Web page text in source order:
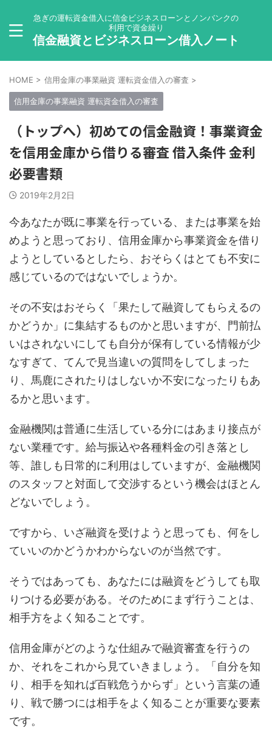
急ぎの運転資金借入に信金ビジネスローンとノンバンクの
利用で資金繰り
信金融資とビジネスローン借入ノート
HOME > 信用金庫の事業融資 運転資金借入の審査 >
信用金庫の事業融資 運転資金借入の審査
（トップへ）初めての信金融資！事業資金
を信用金庫から借りる審査 借入条件 金利
必要書類
2019年2月2日
今あなたが既に事業を行っている、または事業を始
めようと思っており、信用金庫から事業資金を借り
ようとしているとしたら、おそらくはとても不安に
感じているのではないでしょうか。
その不安はおそらく「果たして融資してもらえるの
かどうか」に集結するものかと思いますが、門前払
いはされないにしても自分が保有している情報が少
なすぎて、てんで見当違いの質問をしてしまった
り、馬鹿にされたりはしないか不安になったりもあ
るかと思います。
金融機関は普通に生活している分にはあまり接点が
ない業種です。給与振込や各種料金の引き落とし
等、誰しも日常的に利用はしていますが、金融機関
のスタッフと対面して交渉するという機会はほとん
どないでしょう。
ですから、いざ融資を受けようと思っても、何をし
ていいのかどうかわからないのが当然です。
そうではあっても、あなたには融資をどうしても取
りつける必要がある。そのためにまず行うことは、
相手方をよく知ることです。
信用金庫がどのような仕組みで融資審査を行うの
か、それをこれから見ていきましょう。「自分を知
り、相手を知れば百戦危うからず」という言葉の通
り、戦で勝つには相手をよく知ることが重要な要素
です。